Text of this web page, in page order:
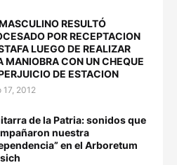
RESULTÓ
POR RECEPTACION
LUEGO DE REALIZAR
MANIOBRA CON UN CHEQUE
DE ESTACION
17, 2012
de la Patria: sonidos que
nuestra
en el Arboretum